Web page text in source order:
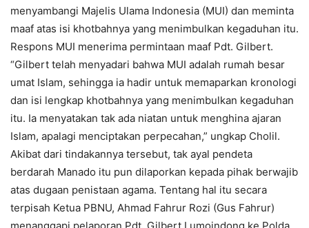
menyambangi Majelis Ulama Indonesia (MUI) dan meminta
maaf atas isi khotbahnya yang menimbulkan kegaduhan itu.
Respons MUI menerima permintaan maaf Pdt. Gilbert.
“Gilbert telah menyadari bahwa MUI adalah rumah besar
umat Islam, sehingga ia hadir untuk memaparkan kronologi
dan isi lengkap khotbahnya yang menimbulkan kegaduhan
itu. Ia menyatakan tak ada niatan untuk menghina ajaran
Islam, apalagi menciptakan perpecahan,” ungkap Cholil.
Akibat dari tindakannya tersebut, tak ayal pendeta
berdarah Manado itu pun dilaporkan kepada pihak berwajib
atas dugaan penistaan agama. Tentang hal itu secara
terpisah Ketua PBNU, Ahmad Fahrur Rozi (Gus Fahrur)